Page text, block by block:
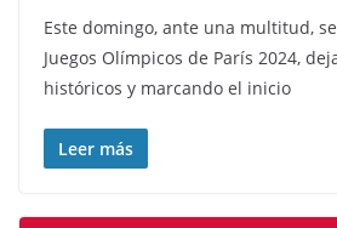
Este domingo, ante una multitud,
Juegos Olímpicos de París 2024,
históricos y marcando el inicio
Leer más